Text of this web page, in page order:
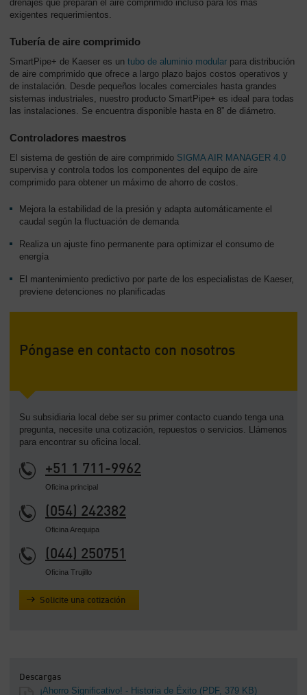
drenajes que preparan el aire comprimido incluso para los más
exigentes requerimientos.
Tubería de aire comprimido
SmartPipe+ de Kaeser es un tubo de aluminio modular para distribución
de aire comprimido que ofrece a largo plazo bajos costos operativos y
de instalación. Desde pequeños locales comerciales hasta grandes
sistemas industriales, nuestro producto SmartPipe+ es ideal para todas
las instalaciones. Se encuentra disponible hasta en 8” de diámetro.
Controladores maestros
El sistema de gestión de aire comprimido SIGMA AIR MANAGER 4.0
supervisa y controla todos los componentes del equipo de aire
comprimido para obtener un máximo de ahorro de costos.
Mejora la estabilidad de la presión y adapta automáticamente el
caudal según la fluctuación de demanda
Realiza un ajuste fino permanente para optimizar el consumo de
energía
El mantenimiento predictivo por parte de los especialistas de Kaeser,
previene detenciones no planificadas
Póngase en contacto con nosotros
Su subsidiaria local debe ser su primer contacto cuando tenga una
pregunta, necesite una cotización, repuestos o servicios. Llámenos
para encontrar su oficina local.
+51 1 711-9962
Oficina principal
(054) 242382
Oficina Arequipa
(044) 250751
Oficina Trujillo
Solicite una cotización
Descargas
¡Ahorro Significativo! - Historia de Éxito (PDF, 379 KB)